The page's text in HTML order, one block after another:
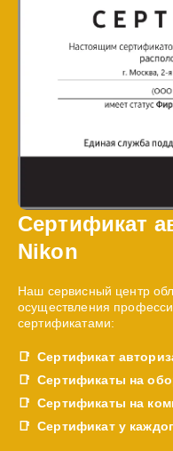
Сертификат
Nikon
Наш сервисный центр
осуществления
сертификатами:
Сертификат
Сертификаты на
Сертификаты на
Сертификат у